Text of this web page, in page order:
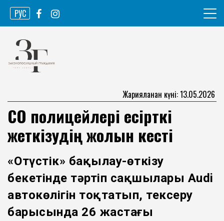
Skip
content
РУС
Законопослушный гражданин
Жарияланған күні: 13.05.2026
СҚО полицейлері есірткі
жеткізудің жолын кесті
«Оңтүстік» бақылау-өткізу
бекетінде тәртіп сақшылары Audi
автокөлігін тоқтатып, тексеру
барысында 26 жастағы